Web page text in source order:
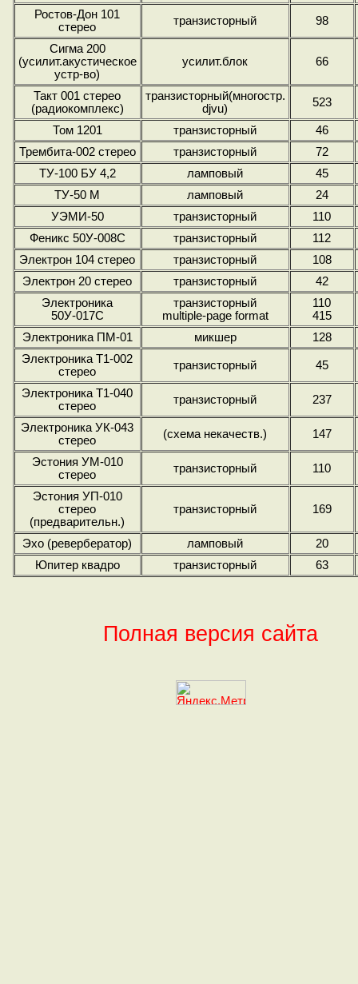
Ростов-Дон 101
стерео
транзисторный 98
Сигма 200
(усилит.акустическое
устр-во)
усилит.блок 66
Такт 001 стерео
(радиокомплекс)
транзисторный(многостр.
djvu)
523
Том 1201 транзисторный
46
Трембита-002 стерео
транзисторный
72
ТУ-100 БУ 4,2
ламповый
45
ТУ-50 М
ламповый
24
УЭМИ-50
транзисторный
110
Феникс 50У-008С
транзисторный
112
Электрон 104 стерео
транзисторный
108
Электрон 20 стерео
транзисторный
42
Электроника
50У-017С
транзисторный
multiple-page format
110
415
Электроника ПМ-01
микшер
128
Электроника Т1-002
стерео
транзисторный 45
Электроника Т1-040
стерео
транзисторный 237
Электроника УК-043
стерео
(схема некачеств.) 147
Эстония УМ-010
стерео
транзисторный 110
Эстония УП-010
стерео
(предварительн.)
транзисторный 169
Эхо (ревербератор) ламповый
20
Юпитер квадро
транзисторный 63
Полная версия сайта